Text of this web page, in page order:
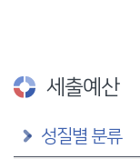
세출예산
성질별 분류